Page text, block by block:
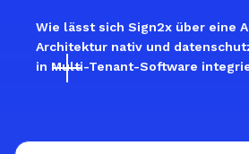
Wie lässt sich Sign2x über eine
Architektur nativ und
in Multi-Tenant-Software